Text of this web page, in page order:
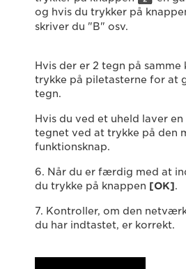
og hvis du trykker på
skriver du "B" osv.
Hvis der er 2 tegn på samme
trykke på piletasterne for at
tegn.
Hvis du ved et uheld laver
tegnet ved at trykke på den
funktionsknap.
6. Når du er færdig med at
du trykke på knappen [OK].
7. Kontroller, om den
du har indtastet, er korrekt.